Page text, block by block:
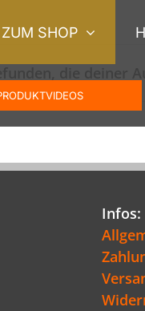
ZUM SHOP
die deiner
Infos: